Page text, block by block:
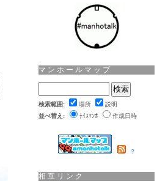
マンホールマップ
検索範囲: 場所
説明
並べ替え:
ﾅｲｽﾏﾝﾎ 作成日時
？
相互リンク